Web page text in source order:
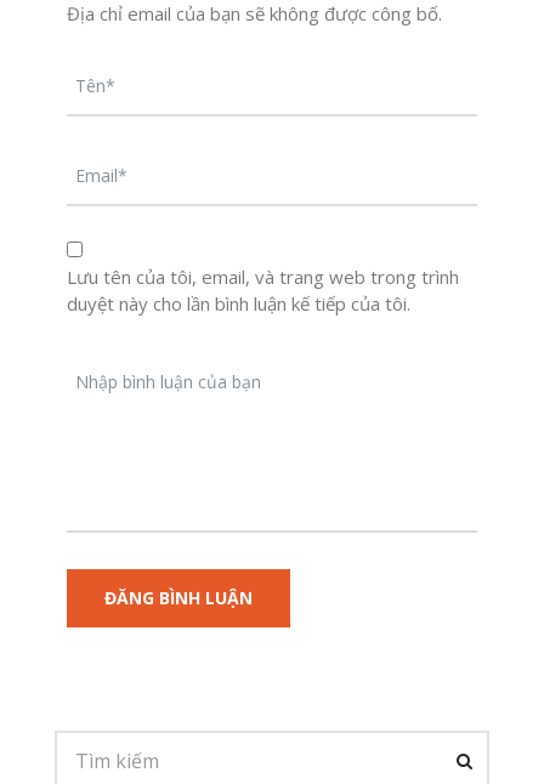
Địa chỉ email của bạn sẽ không được công bố.
Lưu tên của tôi, email, và trang web trong trình
duyệt này cho lần bình luận kế tiếp của tôi.